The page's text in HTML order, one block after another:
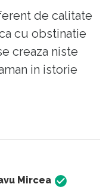
busuiocul
a se prezenta,
de imprumut
telespectatori.
de calitate
cu obstinatie
creaza niste
in istorie
disperate (sau
a explicat-
memoria
facuta de presa
Mircea